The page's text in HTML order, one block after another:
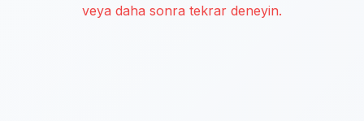
veya daha sonra tekrar deneyin.